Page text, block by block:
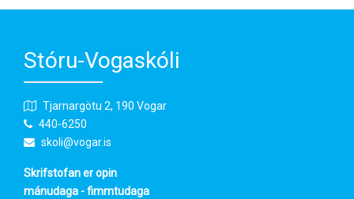
Stóru-Vogaskóli
Tjarnargötu 2, 190 Vogar
440-6250
skoli@vogar.is
Skrifstofan er opin
mánudaga - fimmtudaga